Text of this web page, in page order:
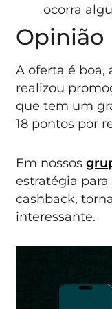
ocorra
Opinião
A oferta é boa,
realizou
que tem um
18 pontos por
Em nossos
estratégia
cashback,
interessante.